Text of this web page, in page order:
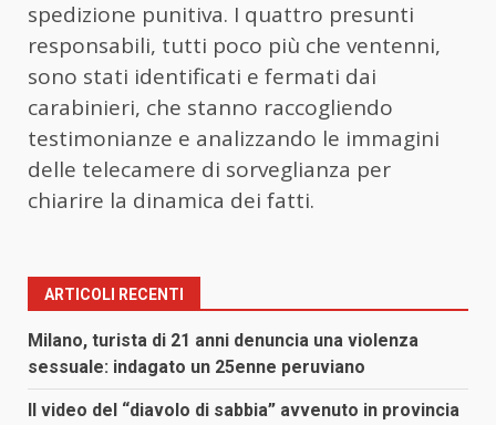
spedizione punitiva. I quattro presunti
responsabili, tutti poco più che ventenni,
sono stati identificati e fermati dai
carabinieri, che stanno raccogliendo
testimonianze e analizzando le immagini
delle telecamere di sorveglianza per
chiarire la dinamica dei fatti.
ARTICOLI RECENTI
Milano, turista di 21 anni denuncia una violenza
sessuale: indagato un 25enne peruviano
Il video del “diavolo di sabbia” avvenuto in provincia